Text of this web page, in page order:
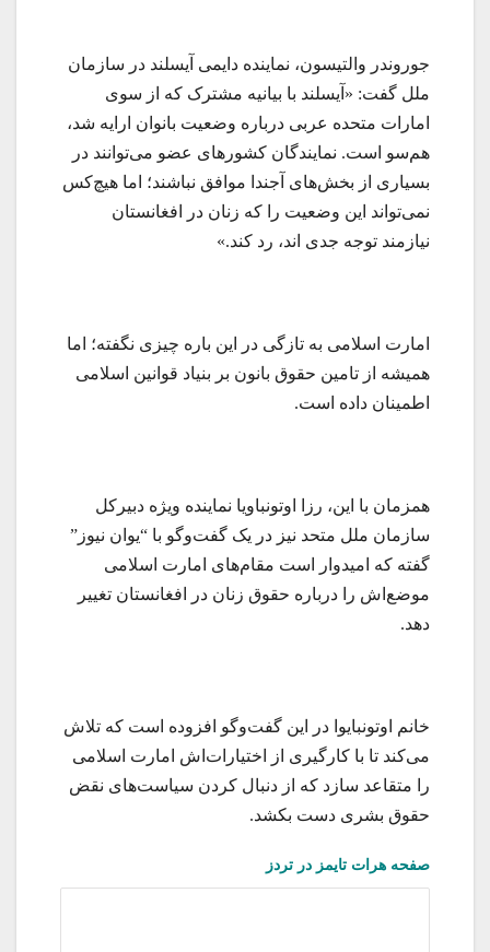
جوروندر والتیسون، نماینده دایمی آیسلند در سازمان
ملل گفت: «آیسلند با بیانیه مشترک که از سوی
امارات متحده عربی درباره وضعیت بانوان ارایه شد،
هم‌سو است. نمایندگان کشورهای عضو می‌توانند در
بسیاری از بخش‌های آجندا موافق نباشند؛ اما هیچ‌کس
نمی‌تواند این وضعیت را که زنان در افغانستان
نیازمند توجه جدی اند، رد کند.»
امارت اسلامی به تازگی در این باره چیزی نگفته؛ اما
همیشه از تامین حقوق بانون بر بنیاد قوانین اسلامی
اطمینان داده است.
همزمان با این، رزا اوتونباویا نماینده ویژه دبیرکل
سازمان ملل متحد نیز در یک گفت‌وگو با “یوان نیوز”
گفته که امیدوار است مقام‌های امارت اسلامی
موضع‌اش را درباره حقوق زنان در افغانستان تغییر
دهد.
خانم اوتونبایوا در این گفت‌وگو افزوده است که تلاش
می‌کند تا با کارگیری از اختیارات‌اش امارت اسلامی
را متقاعد سازد که از دنبال کردن سیاست‌های نقض
حقوق بشری دست بکشد.
صفحه هرات تایمز در تردز